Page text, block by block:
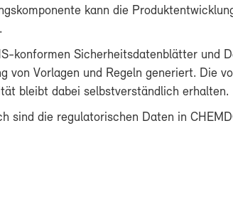
kann die
​konformen Si­cher­heits­da­ten­blät­ter und
von Vor­la­gen und Re­geln ge­ne­riert. Die
bleibt da­bei selbst­ver­ständ­lich er­hal­ten.
sind die re­gu­la­to­ri­schen Da­ten in